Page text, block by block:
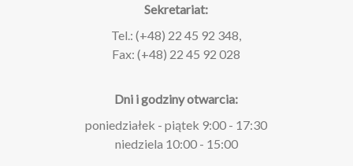
Sekretariat:
Tel.: (+48) 22 45 92 348,
Fax: (+48) 22 45 92 028
Dni i godziny otwarcia:
poniedziałek - piątek 9:00 - 17:30
niedziela 10:00 - 15:00